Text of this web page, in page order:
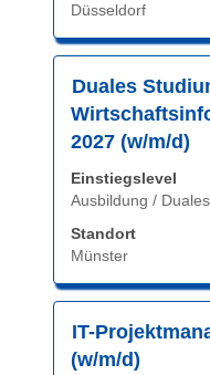
Düsseldorf
vollständig
anzuzeigen.
Duales
2027 (w/m/d)
Einstiegslevel
Ausbildung /
Standort
Münster
Drücken
Sie
die
Leertaste,
um
die
vollständig
IT-
(w/m/d)
Drücken
Sie